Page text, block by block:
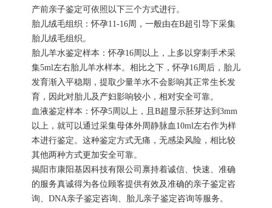
产前亲子鉴定可依照以下三个方式进行。
胎儿绒毛组织：怀孕11-16周，一般由在B超引导下采集
胎儿绒毛组织。
胎儿羊水鉴定样本：怀孕16周以上，上多以穿刺手术采
集5ml左右胎儿羊水样本。相比之下，怀孕16周后，胎儿
发育渐入平稳期，提取少量羊水不会影响其正常生长发
育，因此对胎儿及产妇影响较小，相对安全可靠。
血液鉴定样本：怀孕5周以上，且B超显示胚芽达到3mm
以上，就可以通过采集母体外周静脉血10ml左右作为样
本进行鉴定。这种鉴定方式无痛，无感染风险，相比较
其他两种方式更加安全可靠。
揭阳市康阳基因科技有限公司禀持着诚信、快速、准确
的服务真诚得为各位顾客提供有效及准确的亲子鉴定咨
询、DNA亲子鉴定咨询、胎儿亲子鉴定咨询等服务。